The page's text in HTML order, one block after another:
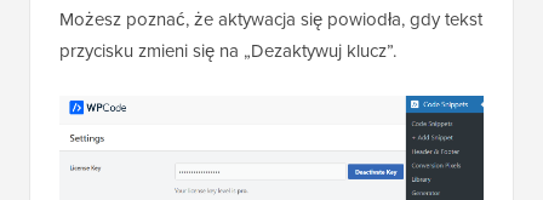
Możesz poznać, że aktywacja się powiodła, gdy tekst
przycisku zmieni się na „Dezaktywuj klucz”.